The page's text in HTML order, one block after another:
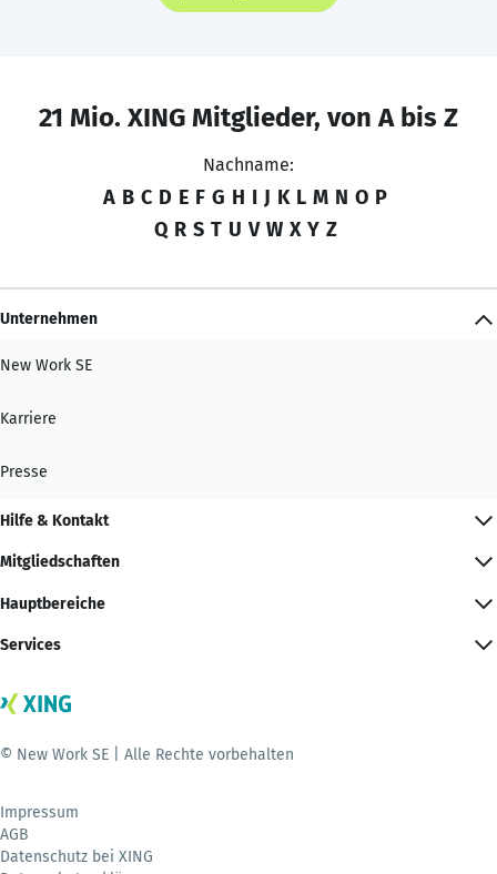
21 Mio. XING Mitglieder, von A bis Z
Nachname:
A B C D E F G H I J K L M N O P
Q R S T U V W X Y Z
Unternehmen
New Work SE
Karriere
Presse
Hilfe & Kontakt
Mitgliedschaften
Hauptbereiche
Services
© New Work SE | Alle Rechte vorbehalten
Impressum
AGB
Datenschutz bei XING